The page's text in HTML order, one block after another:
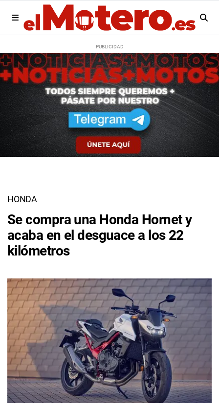
HONDA
Se compra una Honda Hornet y
acaba en el desguace a los 22
kilómetros